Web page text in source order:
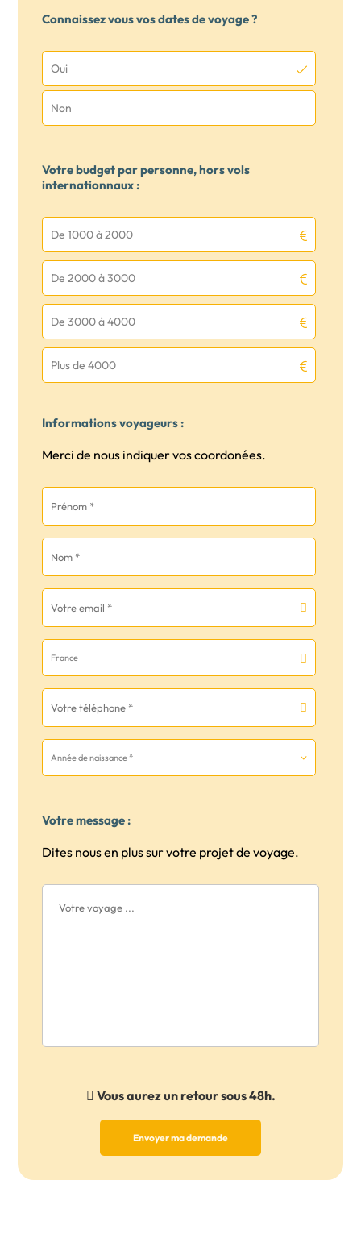
Connaissez vous vos dates de voyage ?
Oui
Non
Votre budget par personne, hors vols
internationnaux :
De 1000 à 2000
De 2000 à 3000
De 3000 à 4000
Plus de 4000
Informations voyageurs :
Merci de nous indiquer vos coordonées.
Votre message :
Dites nous en plus sur votre projet de voyage.
Vous aurez un retour sous 48h.
Envoyer ma demande